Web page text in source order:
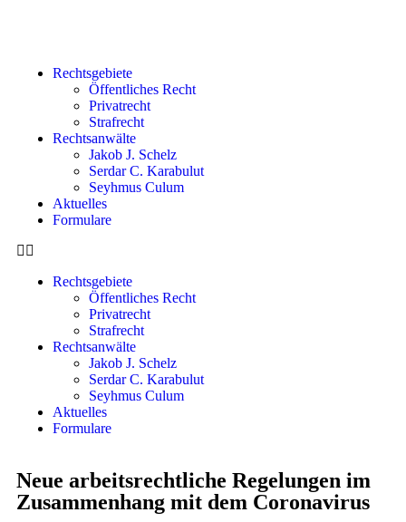
Rechtsgebiete
Öffentliches Recht
Privatrecht
Strafrecht
Rechtsanwälte
Jakob J. Schelz
Serdar C. Karabulut
Seyhmus Culum
Aktuelles
Formulare
Rechtsgebiete
Öffentliches Recht
Privatrecht
Strafrecht
Rechtsanwälte
Jakob J. Schelz
Serdar C. Karabulut
Seyhmus Culum
Aktuelles
Formulare
Neue arbeitsrechtliche Regelungen im
Zusammenhang mit dem Coronavirus